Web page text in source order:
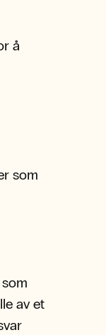
å
som
av et